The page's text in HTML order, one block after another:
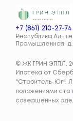
+7 (861) 210-27-74
Республика
Промышленная,
© ЖК ГРИН ЭППЛ,